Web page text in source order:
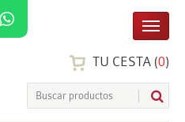
TU CESTA (0)